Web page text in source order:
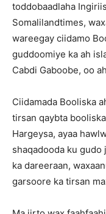
toddobaadlaha
Somalilandtimes,
wareegay ciidamo
guddoomiye ka ah
Cabdi Gaboobe, oo
Ciidamada Booliska
tirsan qaybta
Hargeysa, ayaa
shaqadooda ku
ka dareeraan,
garsoore ka tirsan